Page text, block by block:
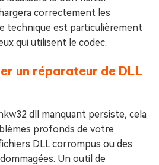
correctement les
technique est particulièrement
qui utilisent le codec.
un réparateur de DLL
dll manquant persiste, cela
profonds de votre
DLL corrompus ou des
Un outil de